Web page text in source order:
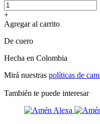
+
Agregar al carrito
De cuero
Hecha en Colombia
Mirá nuestras políticas de
También te puede interesar